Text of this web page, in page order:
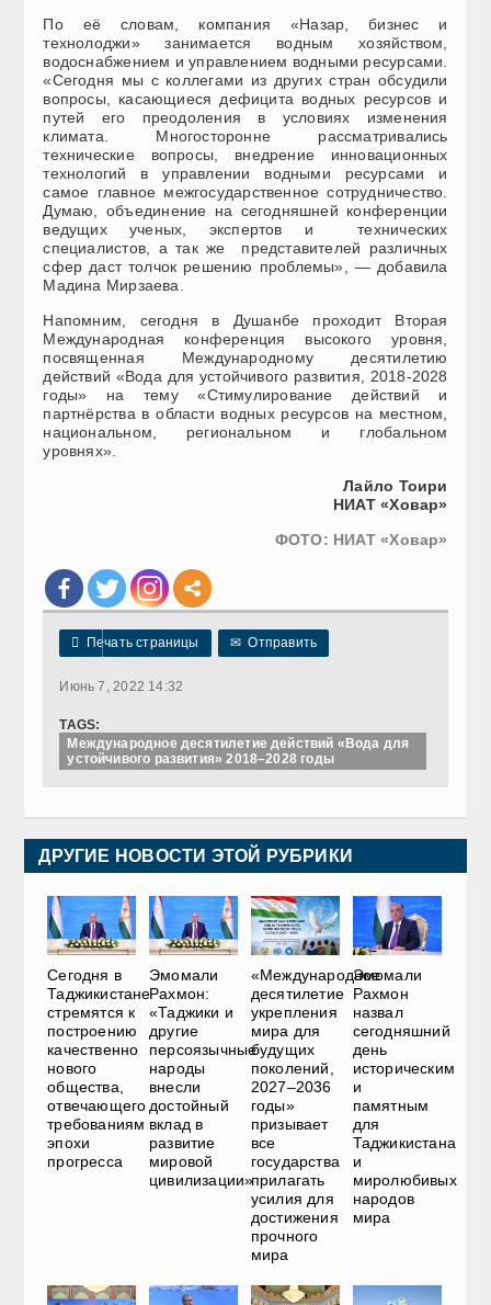
По её словам, компания «Назар, бизнес и
технолоджи» занимается водным хозяйством,
водоснабжением и управлением водными ресурсами.
«Сегодня мы с коллегами из других стран обсудили
вопросы, касающиеся дефицита водных ресурсов и
путей его преодоления в условиях изменения
климата. Многосторонне рассматривались
технические вопросы, внедрение инновационных
технологий в управлении водными ресурсами и
самое главное межгосударственное сотрудничество.
Думаю, объединение на сегодняшней конференции
ведущих ученых, экспертов и технических
специалистов, а так же представителей различных
сфер даст толчок решению проблемы», — добавила
Мадина Мирзаева.
Напомним, сегодня в Душанбе проходит Вторая
Международная конференция высокого уровня,
посвященная Международному десятилетию
действий «Вода для устойчивого развития, 2018-2028
годы» на тему «Стимулирование действий и
партнёрства в области водных ресурсов на местном,
национальном, региональном и глобальном
уровнях».
Лайло Тоири
НИАТ «Ховар»
ФОТО: НИАТ «Ховар»
 Печать страницы ✉ Отправить
Июнь 7, 2022 14:32
TAGS:
Международное десятилетие действий «Вода для
устойчивого развития» 2018–2028 годы
ДРУГИЕ НОВОСТИ ЭТОЙ РУБРИКИ
Сегодня в
Таджикистане
стремятся к
построению
качественно
нового
общества,
отвечающего
требованиям
эпохи
прогресса
Эмомали
Рахмон:
«Таджики и
другие
персоязычные
народы
внесли
достойный
вклад в
развитие
мировой
цивилизации»
«Международное
десятилетие
укрепления
мира для
будущих
поколений,
2027–2036
годы»
призывает
все
государства
прилагать
усилия для
достижения
прочного
мира
Эмомали
Рахмон
назвал
сегодняшний
день
историческим
и
памятным
для
Таджикистана
и
миролюбивых
народов
мира